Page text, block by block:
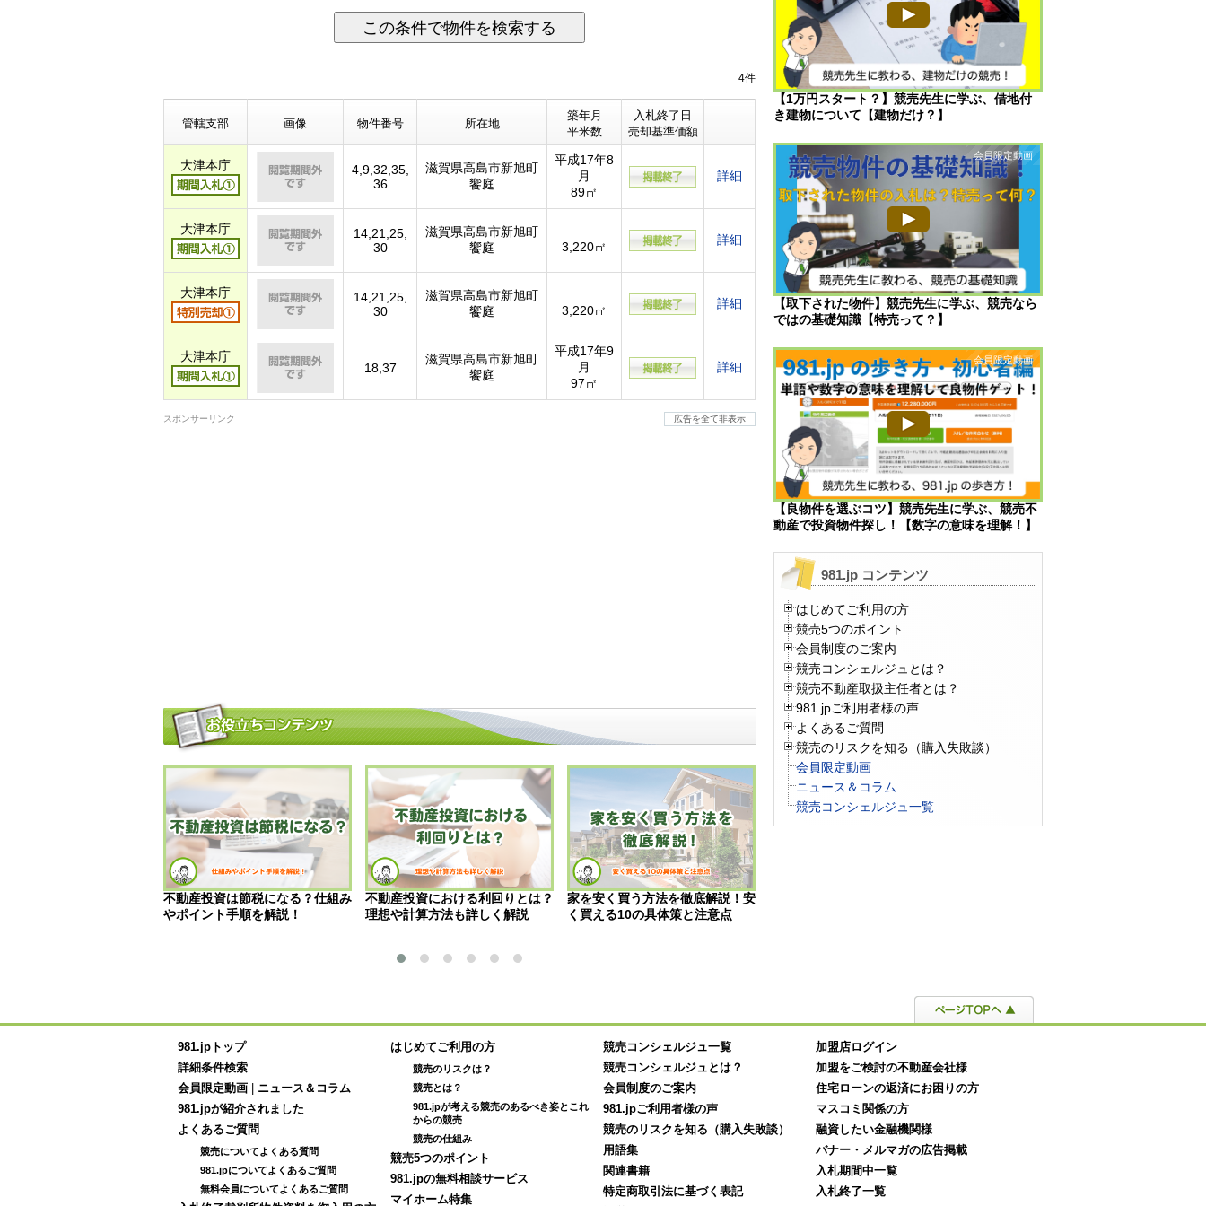
この条件で物件を検索する
4件
管轄支部 画像 物件番号 所在地
築年月
平米数
入札終了日
売却基準価額
大津本庁
4,9,32,35,
36
滋賀県高島市新旭町
饗庭
平成17年8
月
89㎡
詳細
大津本庁
14,21,25,
30
滋賀県高島市新旭町
饗庭
3,220㎡ 詳細
大津本庁
14,21,25,
30
滋賀県高島市新旭町
饗庭
3,220㎡ 詳細
大津本庁
18,37
滋賀県高島市新旭町
饗庭
平成17年9
月
97㎡
詳細
スポンサーリンク 広告を全て非表示
不動産投資は節税になる？仕組み
やポイント手順を解説！
不動産投資における利回りとは？
理想や計算方法も詳しく解説
家を安く買う方法を徹底解説！安
く買える10の具体策と注意点
【1万円スタート？】競売先生に学ぶ、借地付
き建物について【建物だけ？】
【取下された物件】競売先生に学ぶ、競売なら
ではの基礎知識【特売って？】
【良物件を選ぶコツ】競売先生に学ぶ、競売不
動産で投資物件探し！【数字の意味を理解！】
981.jp コンテンツ
はじめてご利用の方
競売5つのポイント
会員制度のご案内
競売コンシェルジュとは？
競売不動産取扱主任者とは？
981.jpご利用者様の声
よくあるご質問
競売のリスクを知る（購入失敗談）
会員限定動画
ニュース＆コラム
競売コンシェルジュ一覧
981.jpトップ
詳細条件検索
会員限定動画
ニュース＆コラム
981.jpが紹介されました
よくあるご質問
競売についてよくある質問
981.jpについてよくあるご質問
無料会員についてよくあるご質問
はじめてご利用の方
競売のリスクは？
競売とは？
981.jpが考える競売のあるべき姿とこれ
からの競売
競売の仕組み
競売5つのポイント
981.jpの無料相談サービス
マイホーム特集
競売コンシェルジュ一覧
競売コンシェルジュとは？
会員制度のご案内
981.jpご利用者様の声
競売のリスクを知る（購入失敗談）
用語集
関連書籍
特定商取引法に基づく表記
加盟店ログイン
加盟をご検討の不動産会社様
住宅ローンの返済にお困りの方
マスコミ関係の方
融資したい金融機関様
バナー・メルマガの広告掲載
入札期間中一覧
入札終了一覧